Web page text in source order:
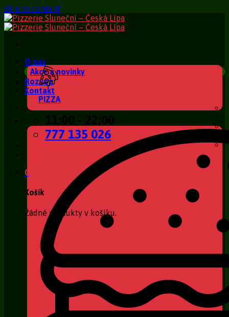
Skip to content
O nás
Akce a novinky
Rozvoz
Kontakt
11:00 - 22:00
777 135 026
0
Košík
Žádné produkty v košíku.
PIZZA